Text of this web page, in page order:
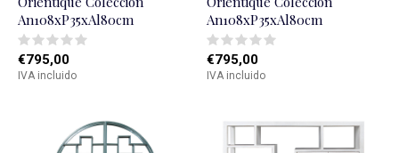
An108xP35xAl80cm
€795,00
IVA incluido
An108xP35xAl80cm
€795,00
IVA incluido